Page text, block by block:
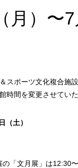
月）〜
スポーツ文化複合施
時間を変更させていた
（土）
「文月展」は12:30